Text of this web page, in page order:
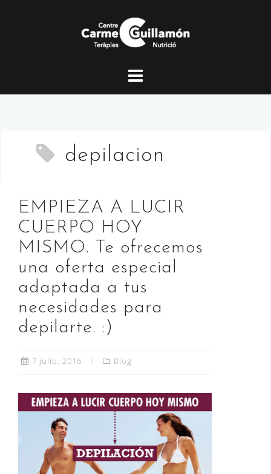
depilacion
EMPIEZA A LUCIR
CUERPO HOY
MISMO. Te ofrecemos
una oferta especial
adaptada a tus
necesidades para
depilarte. :)
7 julio, 2016 Blog